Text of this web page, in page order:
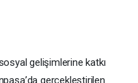
gelişimlerine katkı
gerçekleştirilen